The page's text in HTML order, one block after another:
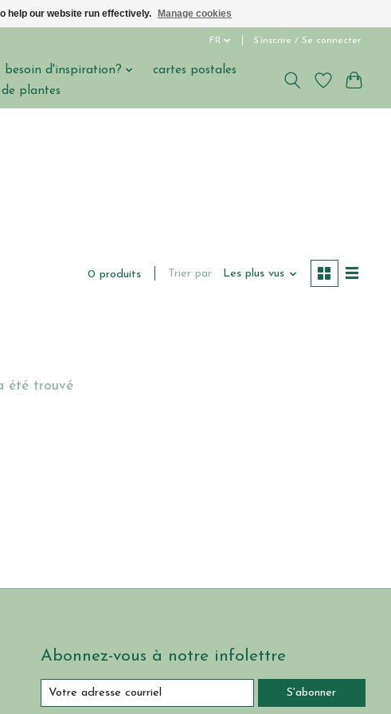
FR S’inscrire / Se connecter
besoin d'inspiration?
cartes postales
plantes
0 produits Trier par Les plus vus
été trouvé
Abonnez-vous à notre infolettre
S'abonner
help our website run effectively. Manage cookies